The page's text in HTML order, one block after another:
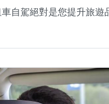
自駕絕對是您提升旅